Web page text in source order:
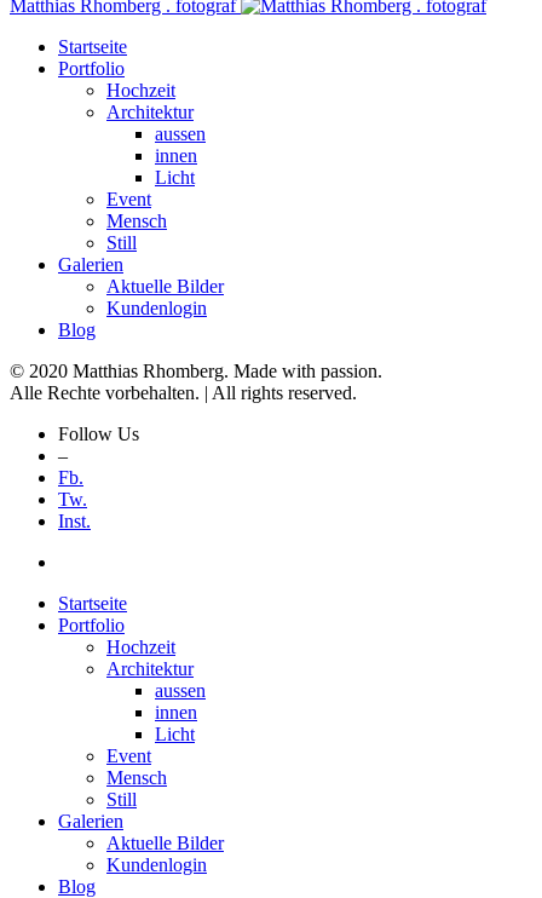
Matthias Rhomberg . fotograf
Startseite
Portfolio
Hochzeit
Architektur
aussen
innen
Licht
Event
Mensch
Still
Galerien
Aktuelle Bilder
Kundenlogin
Blog
© 2020 Matthias Rhomberg. Made with passion.
Alle Rechte vorbehalten. | All rights reserved.
Follow Us
–
Fb.
Tw.
Inst.
Startseite
Portfolio
Hochzeit
Architektur
aussen
innen
Licht
Event
Mensch
Still
Galerien
Aktuelle Bilder
Kundenlogin
Blog